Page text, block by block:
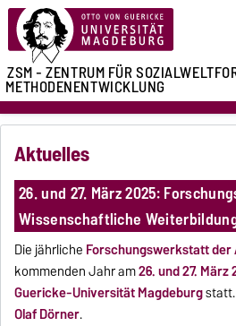
ZSM - ZENTRUM FÜR
METHODENENTWICKLUNG
Aktuelles
26. und 27. März 2025:
Wissenschaftliche
Die jährliche Forschungswerkstatt der
kommenden Jahr am26. und 27. März
Guericke-Universität Magdeburg
Olaf Dörner.